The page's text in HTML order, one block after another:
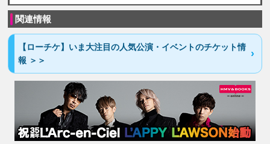
関連情報
【ローチケ】いま大注目の人気公演・イベントのチケット情
報 ＞＞